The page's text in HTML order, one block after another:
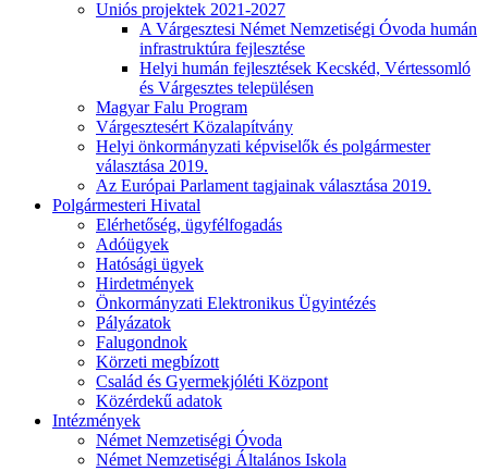
Uniós projektek 2021-2027
A Várgesztesi Német Nemzetiségi Óvoda humán
infrastruktúra fejlesztése
Helyi humán fejlesztések Kecskéd, Vértessomló
és Várgesztes településen
Magyar Falu Program
Várgesztesért Közalapítvány
Helyi önkormányzati képviselők és polgármester
választása 2019.
Az Európai Parlament tagjainak választása 2019.
Polgármesteri Hivatal
Elérhetőség, ügyfélfogadás
Adóügyek
Hatósági ügyek
Hirdetmények
Önkormányzati Elektronikus Ügyintézés
Pályázatok
Falugondnok
Körzeti megbízott
Család és Gyermekjóléti Központ
Közérdekű adatok
Intézmények
Német Nemzetiségi Óvoda
Német Nemzetiségi Általános Iskola